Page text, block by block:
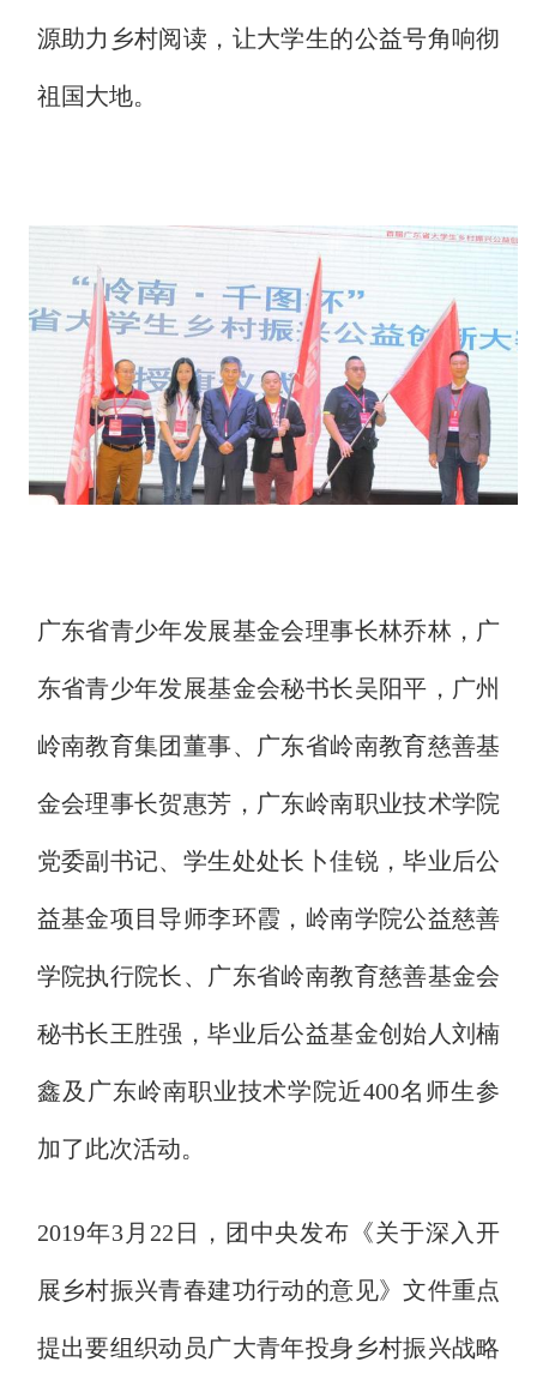
源助力乡村阅读，让大学生的公益号角响彻
祖国大地。
广东省青少年发展基金会理事长林乔林，广
东省青少年发展基金会秘书长吴阳平，广州
岭南教育集团董事、广东省岭南教育慈善基
金会理事长贺惠芳，广东岭南职业技术学院
党委副书记、学生处处长卜佳锐，毕业后公
益基金项目导师李环霞，岭南学院公益慈善
学院执行院长、广东省岭南教育慈善基金会
秘书长王胜强，毕业后公益基金创始人刘楠
鑫及广东岭南职业技术学院近400名师生参
加了此次活动。
2019年3月22日，团中央发布《关于深入开
展乡村振兴青春建功行动的意见》文件重点
提出要组织动员广大青年投身乡村振兴战略